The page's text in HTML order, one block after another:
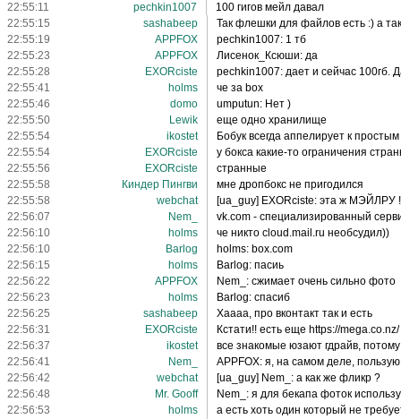
22:55:11
pechkin1007
100 гигов мейл давал
22:55:15
sashabeep
Так флешки для файлов есть :) а
22:55:19
APPFOX
pechkin1007: 1 тб
22:55:23
APPFOX
Лисенок_Ксюши: да
22:55:28
EXORciste
pechkin1007: дает и сейчас 100гб.
22:55:41
holms
че за box
22:55:46
domo
umputun: Нет )
22:55:50
Lewik
еще одно хранилище
22:55:54
ikostet
Бобук всегда аппелирует к
22:55:54
EXORciste
у бокса какие-то ограничения
22:55:56
EXORciste
странные
22:55:58
Киндер Пингви
мне дропбокс не пригодился
22:55:58
webchat
[ua_guy] EXORciste: эта ж МЭЙЛРУ
22:56:07
Nem_
vk.com - специализированный
22:56:10
holms
че никто cloud.mail.ru необсудил))
22:56:10
Barlog
holms: box.com
22:56:15
holms
Barlog: пасиь
22:56:22
APPFOX
Nem_: сжимает очень сильно фото
22:56:23
holms
Barlog: спасиб
22:56:25
sashabeep
Хаааа, про вконтакт так и есть
22:56:31
EXORciste
Кстати!! есть еще https://
22:56:37
ikostet
все знакомые юзают гдрайв,
22:56:41
Nem_
APPFOX: я, на самом деле,
22:56:42
webchat
[ua_guy] Nem_: а как же фликр ?
22:56:48
Mr. Gooff
Nem_: я для бекапа фоток
22:56:53
holms
а есть хоть один который не